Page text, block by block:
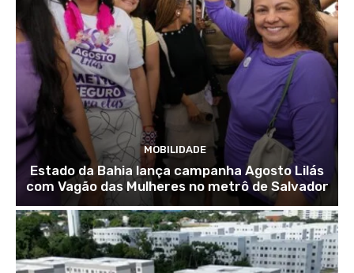
MOBILIDADE
Estado da Bahia lança campanha Agosto Lilás
com Vagão das Mulheres no metrô de Salvador